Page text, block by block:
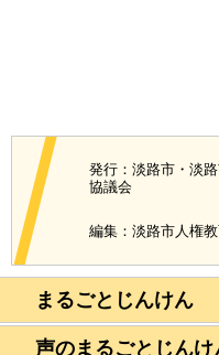
まるごとじんけん
声のまるごとじんけ
発行：淡路市・淡
協議会
編集：淡路市人権